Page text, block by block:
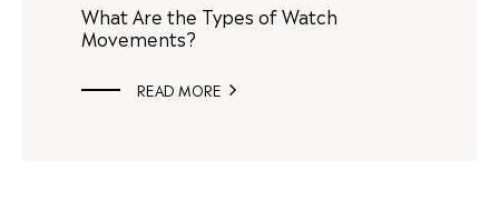
What Are the Types of Watch
Movements?
READ MORE 